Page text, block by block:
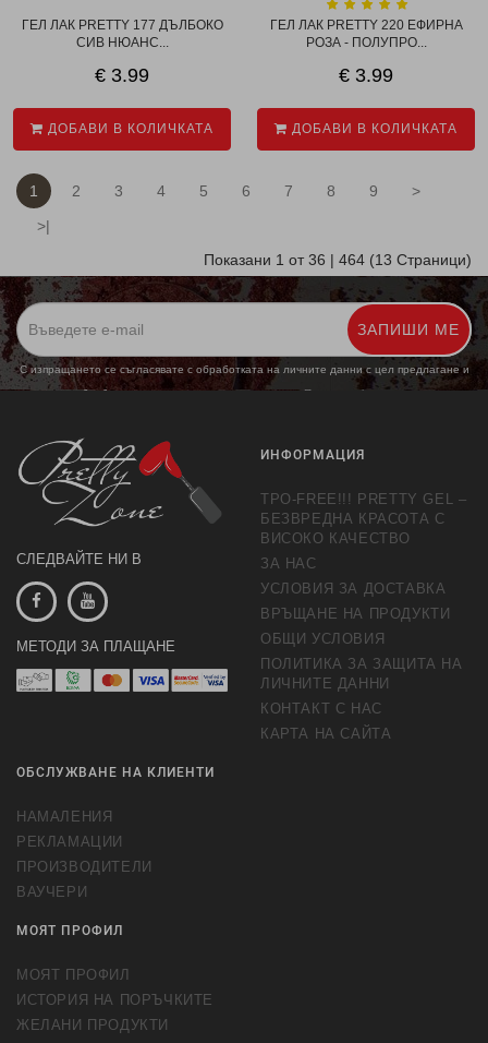
ГЕЛ ЛАК PRETTY 177 ДЪЛБОКО
СИВ НЮАНС...
€ 3.99
ДОБАВИ В КОЛИЧКАТА
ГЕЛ ЛАК PRETTY 220 ЕФИРНА
РОЗА - ПОЛУПРО...
€ 3.99
ДОБАВИ В КОЛИЧКАТА
1 2 3 4 5 6 7 8 9
>
>|
Показани 1 от 36 | 464 (13 Страници)
ЗАПИШИ МЕ
С изпращането се съгласявате с обработката на личните данни с цел предлагане и
обработка на маркетингови предложения. Повече информация
СЛЕДВАЙТЕ НИ В
МЕТОДИ ЗА ПЛАЩАНЕ
ИНФОРМАЦИЯ
TPO-FREE!!! PRETTY GEL –
БЕЗВРЕДНА КРАСОТА С
ВИСОКО КАЧЕСТВО
ЗА НАС
УСЛОВИЯ ЗА ДОСТАВКА
ВРЪЩАНЕ НА ПРОДУКТИ
ОБЩИ УСЛОВИЯ
ПОЛИТИКА ЗА ЗАЩИТА НА
ЛИЧНИТЕ ДАННИ
КОНТАКТ С НАС
КАРТА НА САЙТА
ОБСЛУЖВАНЕ НА КЛИЕНТИ
НАМАЛЕНИЯ
РЕКЛАМАЦИИ
ПРОИЗВОДИТЕЛИ
ВАУЧЕРИ
МОЯТ ПРОФИЛ
МОЯТ ПРОФИЛ
ИСТОРИЯ НА ПОРЪЧКИТЕ
ЖЕЛАНИ ПРОДУКТИ